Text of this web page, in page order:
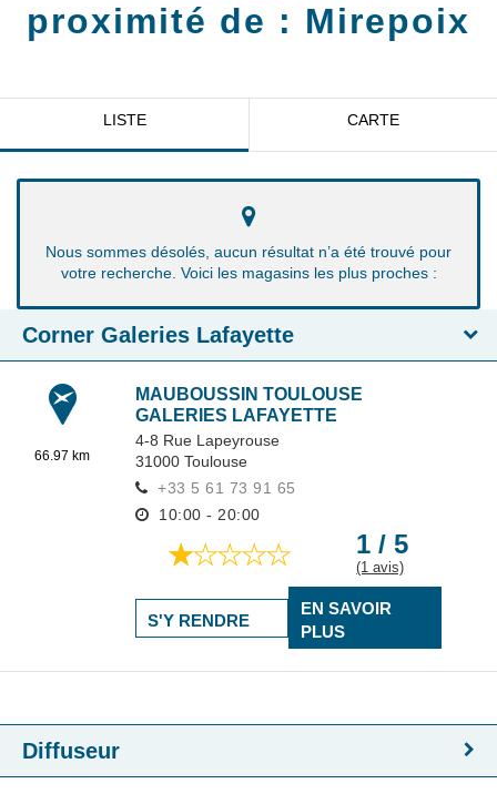
proximité de : Mirepoix
LISTE CARTE
Nous sommes désolés, aucun résultat n’a été trouvé pour
votre recherche. Voici les magasins les plus proches :
Corner Galeries Lafayette
66.97 km
MAUBOUSSIN TOULOUSE
GALERIES LAFAYETTE
4-8 Rue Lapeyrouse
31000 Toulouse
+33 5 61 73 91 65
10:00 - 20:00
1 / 5
(1 avis)
EN SAVOIR
PLUS
S'Y RENDRE
Diffuseur